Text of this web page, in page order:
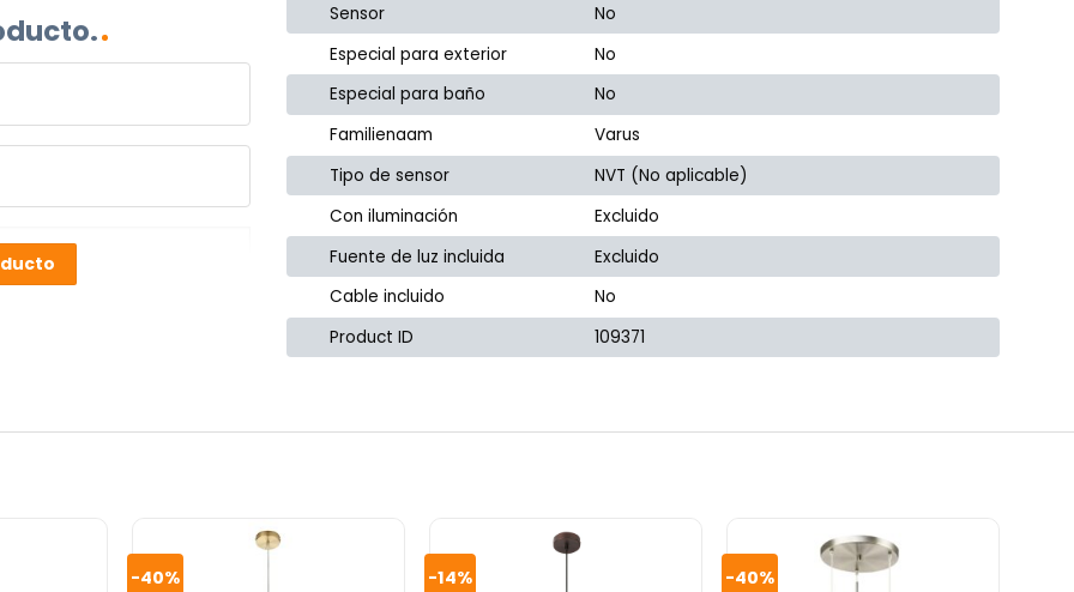
Sensor
No
Especial para exterior
No
Especial para baño
No
Familienaam
Varus
Tipo de sensor
NVT (No aplicable)
Con iluminación
Excluido
Fuente de luz incluida
Excluido
Cable incluido
No
Product ID
109371
-40% -14% -40%